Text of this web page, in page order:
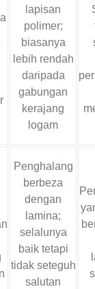
lapisan
polimer;
biasanya
lebih rendah
daripada
gabungan
kerajang
logam
Penghalang
berbeza
dengan
lamina;
selalunya
baik tetapi
tidak seteguh
salutan